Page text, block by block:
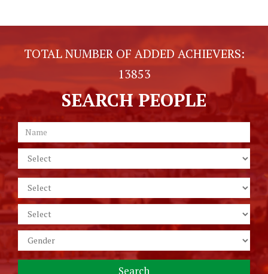
TOTAL NUMBER OF ADDED ACHIEVERS:
13853
SEARCH PEOPLE